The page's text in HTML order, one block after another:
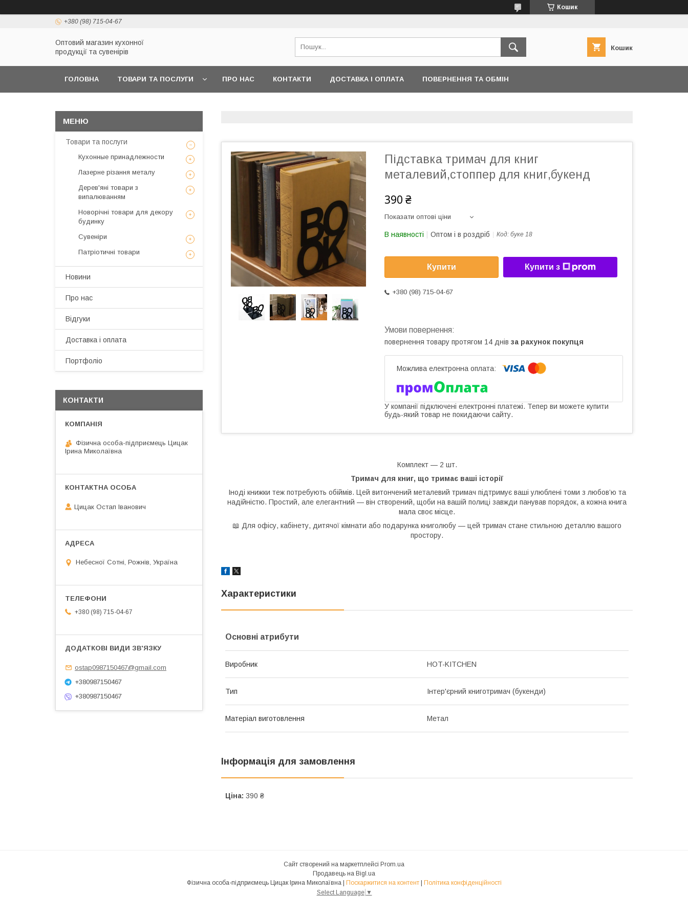
Кошик
+380 (98) 715-04-67
Оптовий магазин кухонної
продукції та сувенірів
Кошик
ГОЛОВНА ТОВАРИ ТА ПОСЛУГИ ПРО НАС КОНТАКТИ ДОСТАВКА І ОПЛАТА ПОВЕРНЕННЯ ТА ОБМІН
Підставка тримач для книг
металевий,стоппер для книг,букенд
390 ₴
Показати оптові ціни
В наявності Оптом і в роздріб Код: буке 18
Купити Купити з
+380 (98) 715-04-67
повернення товару протягом 14 днів за рахунок покупця
У компанії підключені електронні платежі. Тепер ви можете купити
будь-який товар не покидаючи сайту.
Комплект — 2 шт.
Тримач для книг, що тримає ваші історії
Іноді книжки теж потребують обіймів. Цей витончений металевий тримач підтримує ваші улюблені томи з любов’ю та
надійністю. Простий, але елегантний — він створений, щоби на вашій полиці завжди панував порядок, а кожна книга
мала своє місце.
📖 Для офісу, кабінету, дитячої кімнати або подарунка книголюбу — цей тримач стане стильною деталлю вашого
простору.
Характеристики
Основні атрибути
Виробник HOT-KITCHEN
Тип Інтер'єрний книготримач (букенди)
Матеріал виготовлення Метал
Інформація для замовлення
Ціна: 390 ₴
Товари та послуги
Кухонные принадлежности
Лазерне різання металу
Дерев'яні товари з
випалюванням
Новорічні товари для декору
будинку
Сувеніри
Патріотичні товари
Новини
Про нас
Відгуки
Доставка і оплата
Портфоліо
КОНТАКТИ
Фізична особа-підприємець Цицак
Ірина Миколаївна
Цицак Остап Іванович
Небесної Сотні, Рожнів, Україна
+380 (98) 715-04-67
ostap0987150467@gmail.com
+380987150467
+380987150467
Сайт створений на маркетплейсі Prom.ua
Продавець на Bigl.ua
Фізична особа-підприємець Цицак Ірина Миколаївна | Поскаржитися на контент | Політика конфіденційності
Select Language ▼